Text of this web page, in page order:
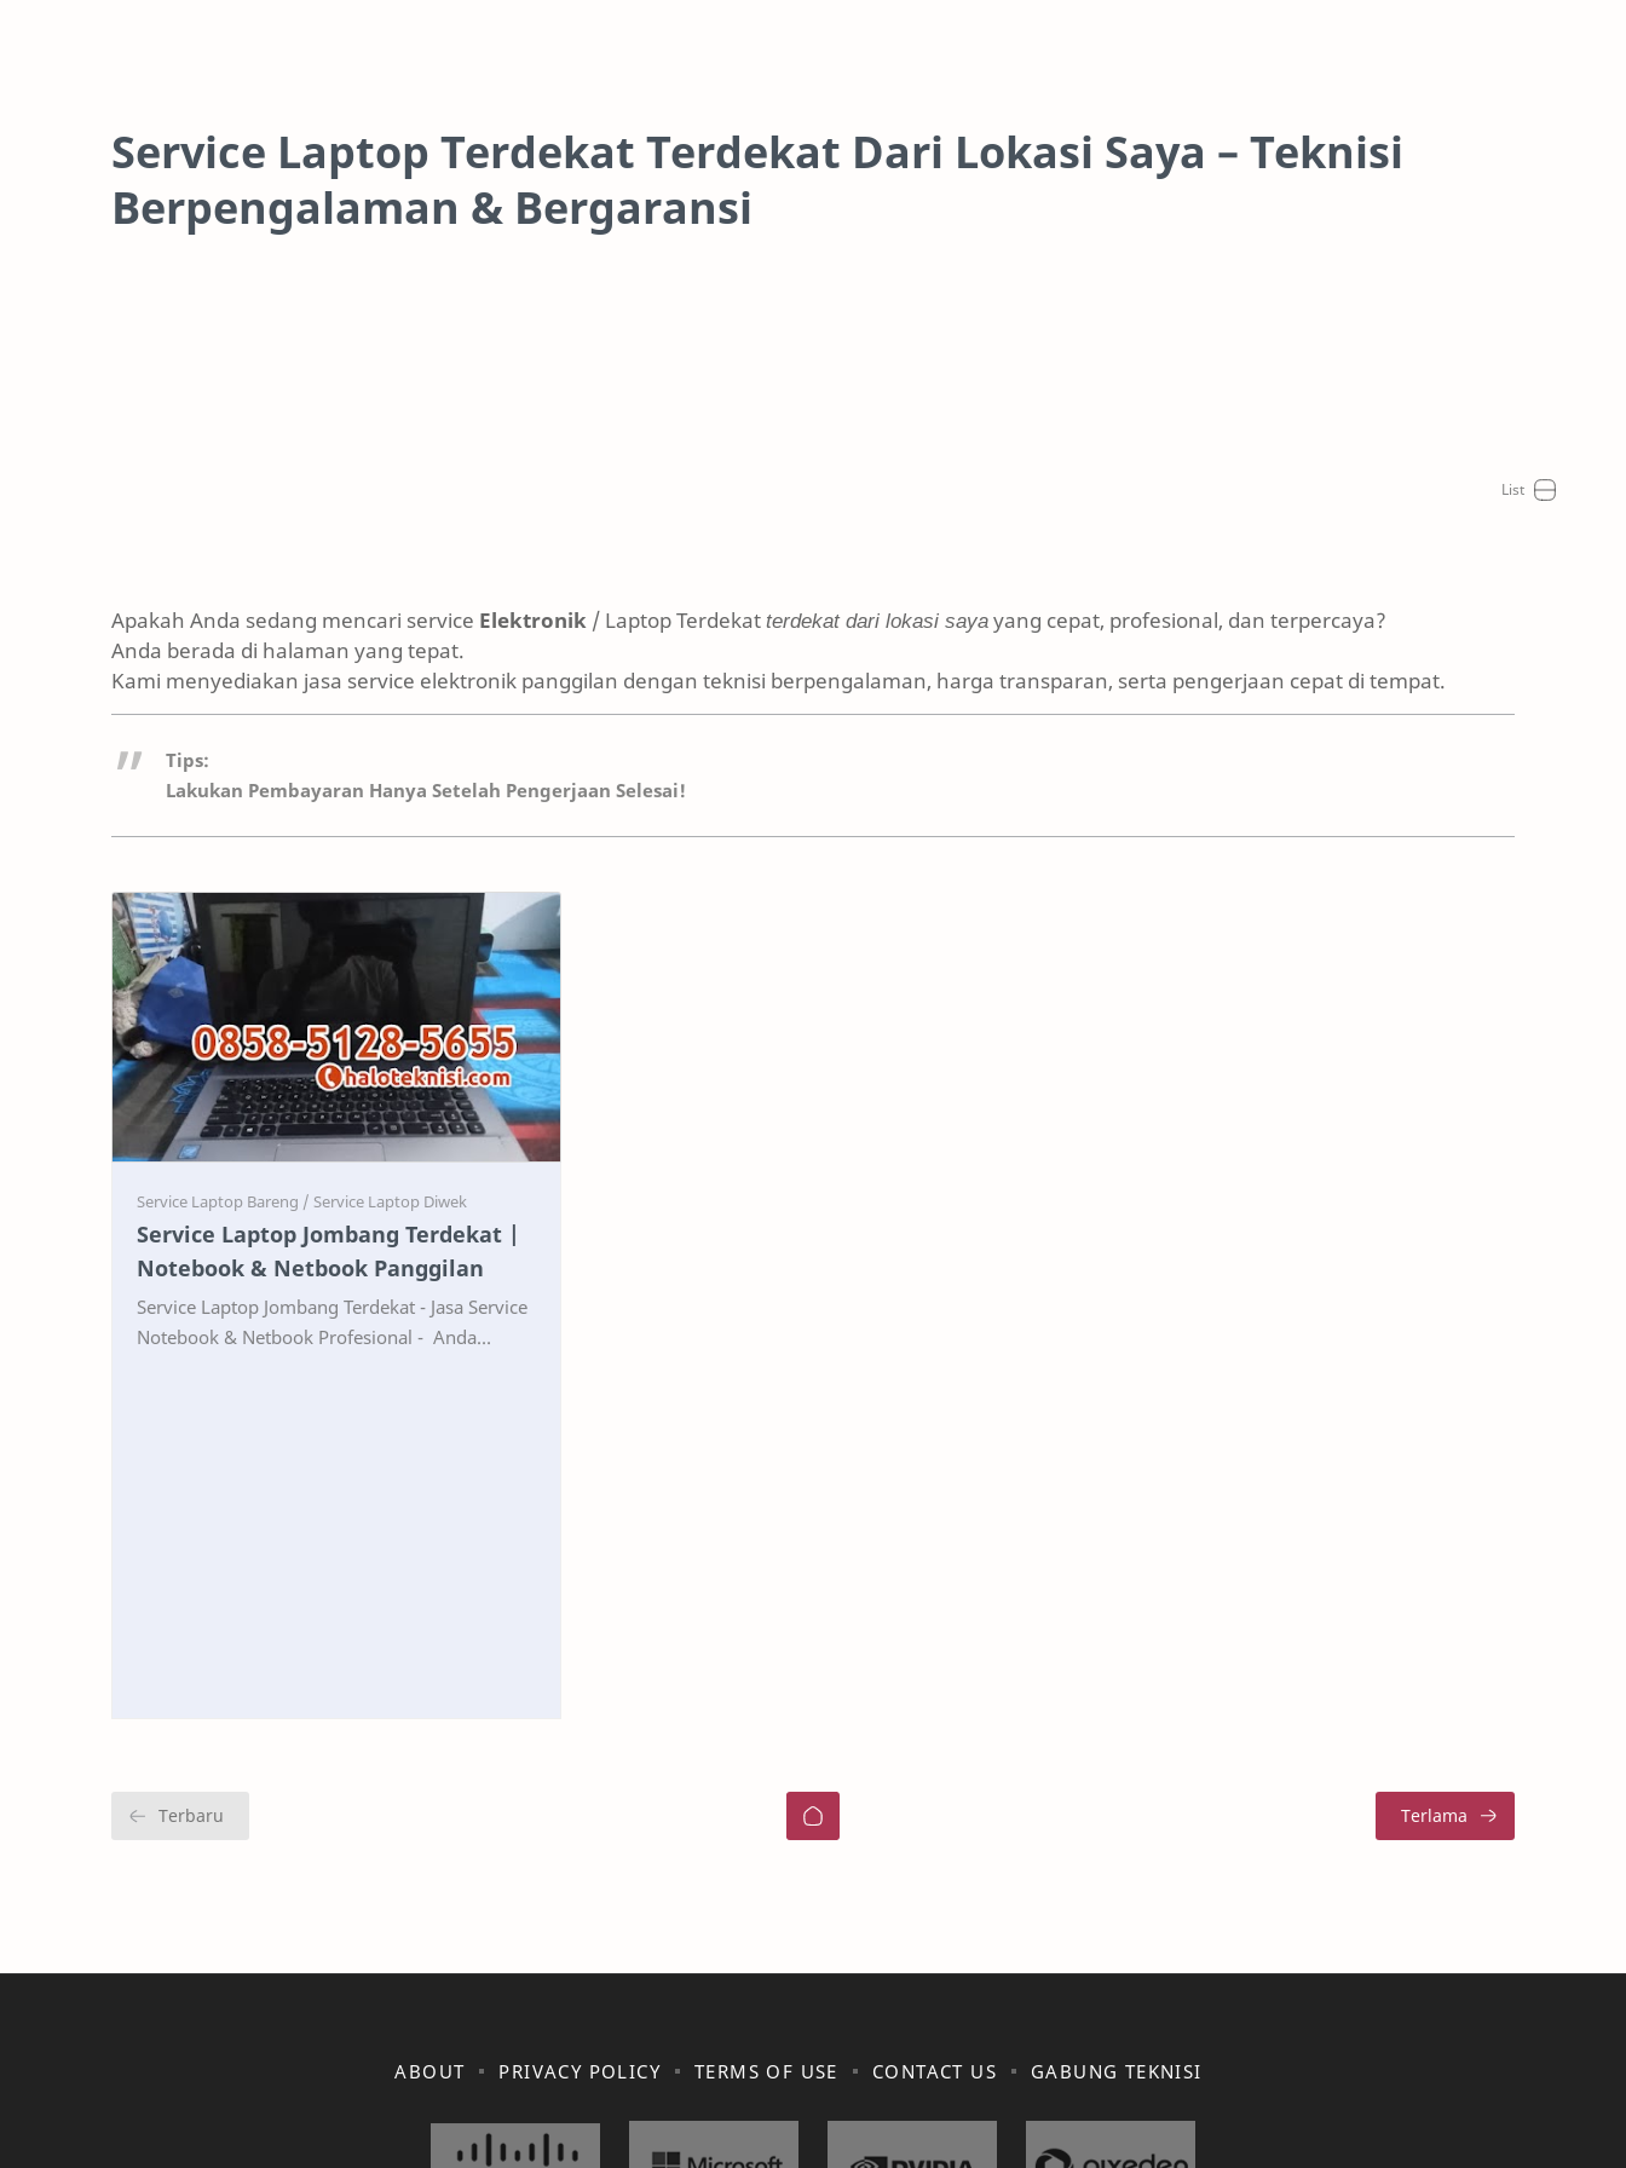
Service Laptop Terdekat Terdekat Dari Lokasi Saya – Teknisi
Berpengalaman & Bergaransi
Apakah Anda sedang mencari service Elektronik / Laptop Terdekatterdekat dari lokasi sayayang cepat, profesional, dan terpercaya?
Anda berada di halaman yang tepat.
Kami menyediakan jasa service elektronik panggilan dengan teknisi berpengalaman, harga transparan, serta pengerjaan cepat di tempat.
Tips:
Lakukan Pembayaran Hanya Setelah Pengerjaan Selesai!
Service Service
Service Laptop Jombang Terdekat |
Notebook & Netbook Panggilan
Service Laptop Jombang Terdekat - Jasa Service
Notebook & Netbook Profesional - Anda
ABOUT PRIVACY POLICY TERMS OF USE CONTACT US GABUNG TEKNISI